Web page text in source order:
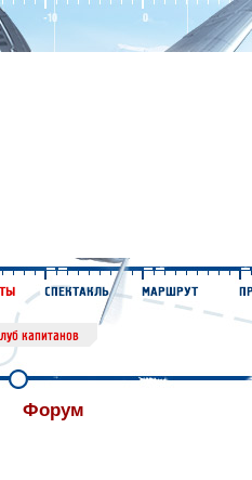
Форум